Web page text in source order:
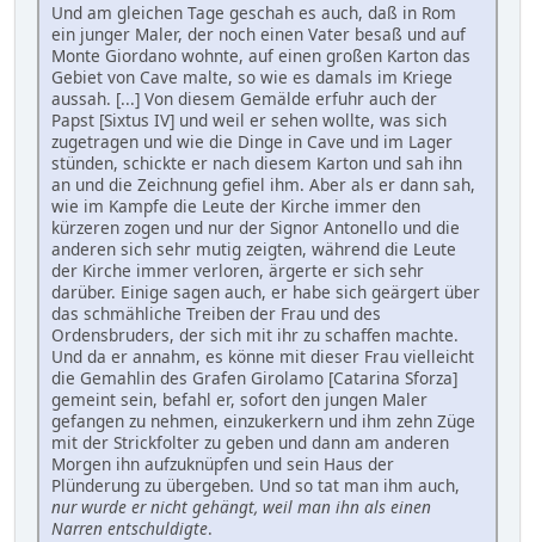
Und am gleichen Tage geschah es auch, daß in Rom
ein junger Maler, der noch einen Vater besaß und auf
Monte Giordano wohnte, auf einen großen Karton das
Gebiet von Cave malte, so wie es damals im Kriege
aussah. [...] Von diesem Gemälde erfuhr auch der
Papst [Sixtus IV] und weil er sehen wollte, was sich
zugetragen und wie die Dinge in Cave und im Lager
stünden, schickte er nach diesem Karton und sah ihn
an und die Zeichnung gefiel ihm. Aber als er dann sah,
wie im Kampfe die Leute der Kirche immer den
kürzeren zogen und nur der Signor Antonello und die
anderen sich sehr mutig zeigten, während die Leute
der Kirche immer verloren, ärgerte er sich sehr
darüber. Einige sagen auch, er habe sich geärgert über
das schmähliche Treiben der Frau und des
Ordensbruders, der sich mit ihr zu schaffen machte.
Und da er annahm, es könne mit dieser Frau vielleicht
die Gemahlin des Grafen Girolamo [Catarina Sforza]
gemeint sein, befahl er, sofort den jungen Maler
gefangen zu nehmen, einzukerkern und ihm zehn Züge
mit der Strickfolter zu geben und dann am anderen
Morgen ihn aufzuknüpfen und sein Haus der
Plünderung zu übergeben. Und so tat man ihm auch,
nur wurde er nicht gehängt, weil man ihn als einen
Narren entschuldigte.